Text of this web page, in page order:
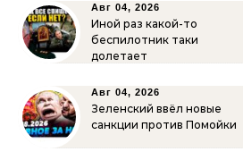
Авг 04, 2026
Иной раз какой-то
беспилотник таки
долетает
Авг 04, 2026
Зеленский ввёл новые
санкции против Помойки